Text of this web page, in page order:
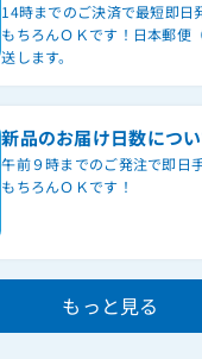
14時までのご決済で最短即日
もちろんＯＫです！日本郵便
送します。
新品のお届け日数につ
午前９時までのご発注で即日
もちろんＯＫです！
もっと見る